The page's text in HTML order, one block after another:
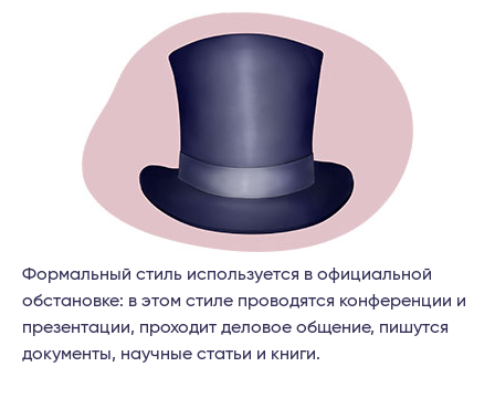
Формальный стиль используется в официальной
обстановке: в этом стиле проводятся конференции и
презентации, проходит деловое общение, пишутся
документы, научные статьи и книги.